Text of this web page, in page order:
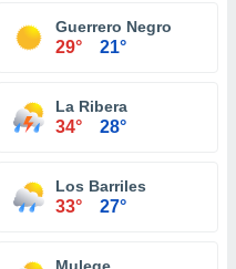
Guerrero Negro
29° 21°
La Ribera
34° 28°
Los Barriles
33° 27°